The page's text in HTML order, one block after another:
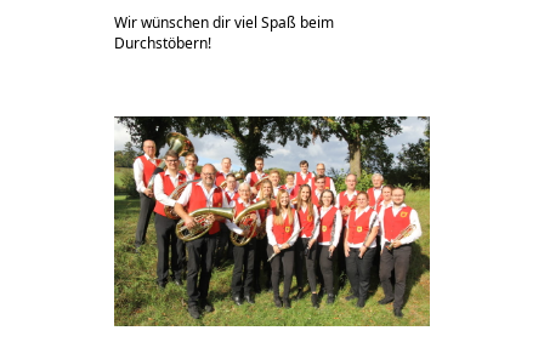
Wir wünschen dir viel Spaß beim
Durchstöbern!